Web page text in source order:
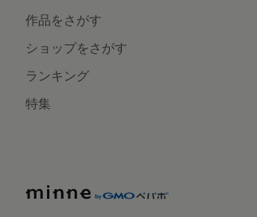
作品をさがす
ショップをさがす
ランキング
特集